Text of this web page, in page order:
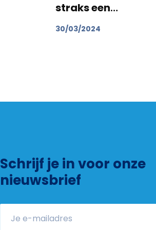
straks een
echte snoezelkamer
30/03/2024
Schrijf je in voor onze
nieuwsbrief